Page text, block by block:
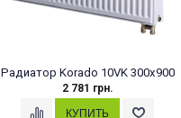
Радиатор Korado 10VK 300x900
2 781 грн.